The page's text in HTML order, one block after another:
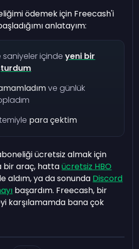
ödemek için Freecash'i
anlatayım:
saniyeler içindeyeni bir
ve günlük
para çektim
ücretsiz almak için
bir araç, hattaücretsiz HBO
aldım, ya da sonunda Discord
başardım. Freecash, bir
karşılamamda bana çok